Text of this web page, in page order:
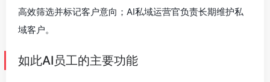
高效筛选并标记客户意向；AI私域运营官负责长期维护私
域客户。
如此AI员工的主要功能